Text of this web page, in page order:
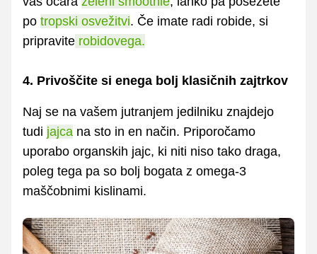
po tropski osvežitvi. Če imate radi robide, si
pripravite robidovega.
4. Privoščite si enega bolj klasičnih zajtrkov
Naj se na vašem jutranjem jedilniku znajdejo
tudi jajca na sto in en način. Priporočamo
uporabo organskih jajc, ki niti niso tako draga,
poleg tega pa so bolj bogata z omega-3
maščobnimi kislinami.